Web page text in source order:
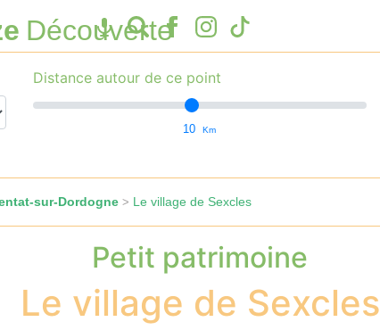
Découverte
Distance autour de ce point
10 Km
sur-Dordogne> Le village de Sexcles
Petit patrimoine
Le village de Sexcles